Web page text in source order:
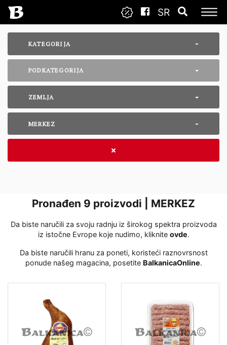
SR
KATEGORIJA
PODKATEGORIJA
ZEMLJA
MERKEZ
Pronađen 9 proizvodi | MERKEZ
Da biste naručili za svoju radnju iz širokog spektra proizvoda
iz istočne Evrope koje nudimo, kliknite ovde․
Da biste naručili hranu za poneti, koristeći raznovrsnost
ponude našeg magacina, posetite BalkanicaOnline․